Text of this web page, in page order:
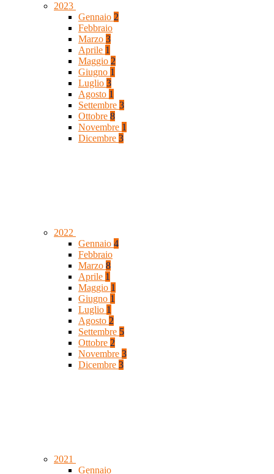
2023
Gennaio 2
Febbraio
Marzo 3
Aprile 1
Maggio 2
Giugno 1
Luglio 3
Agosto 1
Settembre 3
Ottobre 8
Novembre 1
Dicembre 3
2022
Gennaio 4
Febbraio
Marzo 8
Aprile 1
Maggio 1
Giugno 1
Luglio 1
Agosto 2
Settembre 5
Ottobre 2
Novembre 3
Dicembre 3
2021
Gennaio